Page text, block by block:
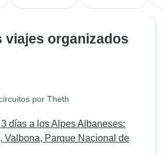
viajes organizados
por Theth
días a los Alpes Albaneses:
Valbona, Parque Nacional de